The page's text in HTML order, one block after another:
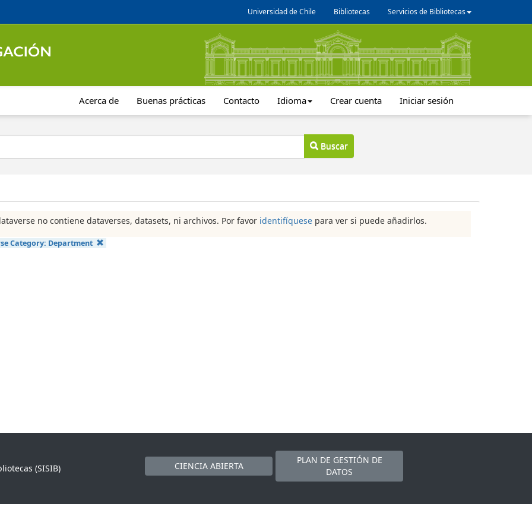
Universidad de Chile Bibliotecas Servicios de Bibliotecas
Acerca de Buenas prácticas Contacto Idioma Crear cuenta Iniciar sesión
Buscar
no contiene dataverses, datasets, ni archivos. Por favor identifíquese para ver si puede añadirlos.
Category: Department
(SISIB)
CIENCIA ABIERTA
PLAN DE GESTIÓN DE
DATOS